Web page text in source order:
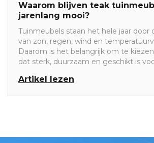
Waarom blijven teak
jarenlang mooi?
Tuinmeubels staan het hele jaar door
van zon, regen, wind en
Daarom is het belangrijk om te
dat sterk, duurzaam en geschikt is
populairste houtsoorten voor houten
Artikel lezen